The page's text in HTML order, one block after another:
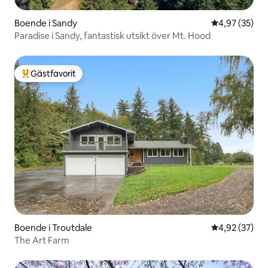
Boende i Sandy 4,97 av 5 i
4,97 (35)
Paradise i Sandy, fantastisk utsikt över Mt. Hood
Populär gästfavorit
Gästfavorit
Boende i Troutdale 4,92 av 5 i
4,92 (37)
The Art Farm